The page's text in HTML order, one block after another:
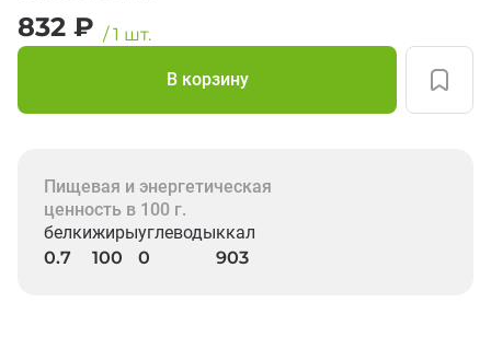
832 ₽ /1 шт.
В корзину
Пищевая и энергетическая
ценность в 100 г.
белки
0.7
жиры
100
углеводы
0
ккал
903